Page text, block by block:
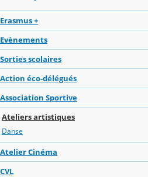
Erasmus +
Evènements
Sorties scolaires
Action éco-délégués
Association Sportive
Ateliers artistiques
Danse
Atelier Cinéma
CVL